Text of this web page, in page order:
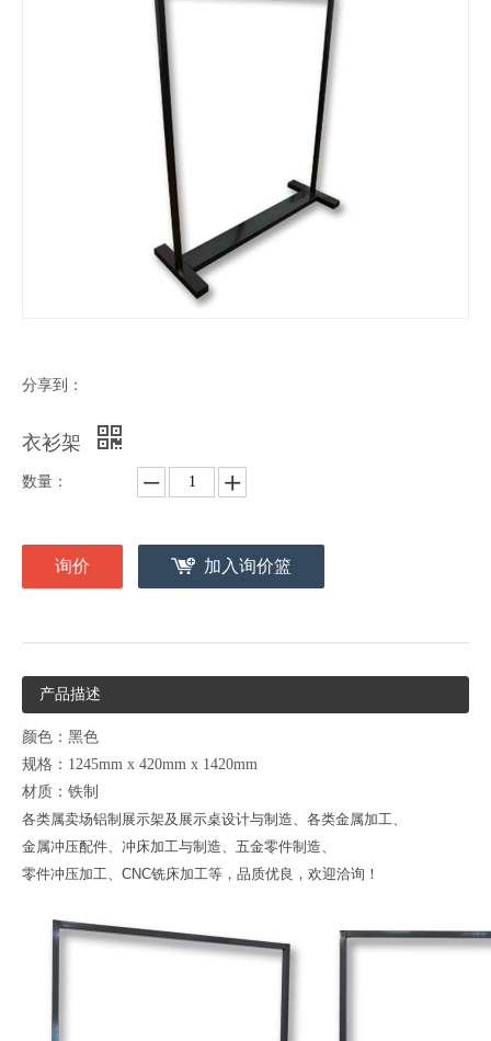
分享到：
衣衫架
数量：
询价 加入询价篮
产品描述
颜色：黑色
规格：1245mm x 420mm x 1420mm
材质：铁制
各类属卖场铝制展示架及展示桌设计与制造、各类金属加工、
金属冲压配件、冲床加工与制造、五金零件制造、
零件冲压加工、CNC铣床加工等，品质优良，欢迎洽询！